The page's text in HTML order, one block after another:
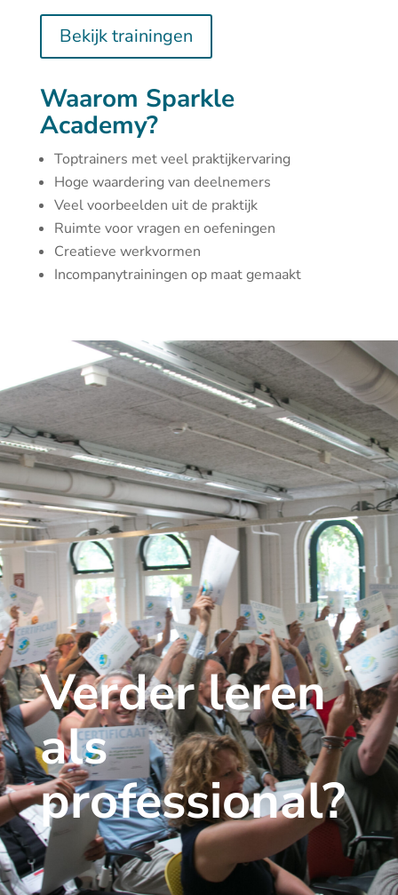
Bekijk trainingen
Waarom Sparkle
Academy?
Toptrainers met veel praktijkervaring
Hoge waardering van deelnemers
Veel voorbeelden uit de praktijk
Ruimte voor vragen en oefeningen
Creatieve werkvormen
Incompanytrainingen op maat gemaakt
Verder leren
als
professional?